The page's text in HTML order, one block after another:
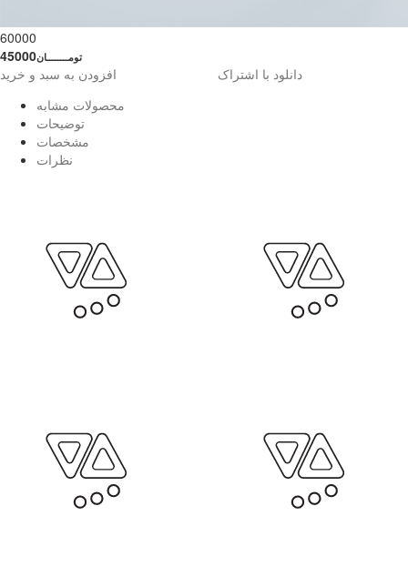
60000
45000تومــــــــان
افزودن به سبد و خرید
دانلود با اشتراک
محصولات مشابه
توضیحات
مشخصات
نظرات